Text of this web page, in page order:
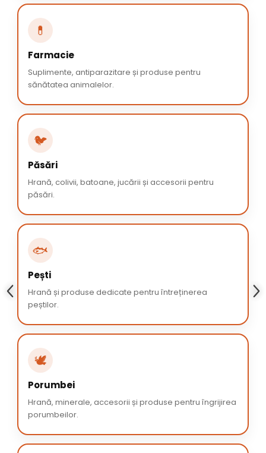
💊
Farmacie
Suplimente, antiparazitare și produse pentru
sănătatea animalelor.
🐦
Păsări
Hrană, colivii, batoane, jucării și accesorii pentru
păsări.
🐟
Pești
Hrană și produse dedicate pentru întreținerea
peștilor.
🕊️
Porumbei
Hrană, minerale, accesorii și produse pentru îngrijirea
porumbeilor.